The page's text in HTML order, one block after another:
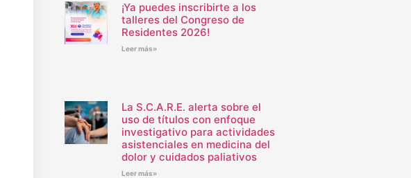
¡Ya puedes inscribirte a los
talleres del Congreso de
Residentes 2026!
Leer más»
La S.C.A.R.E. alerta sobre el
uso de títulos con enfoque
investigativo para actividades
asistenciales en medicina del
dolor y cuidados paliativos
Leer más»